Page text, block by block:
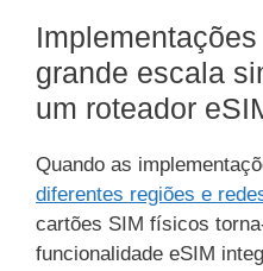
grande escala
um roteador
Quando as
diferentes regiões e
cartões SIM físicos
funcionalidade eSIM